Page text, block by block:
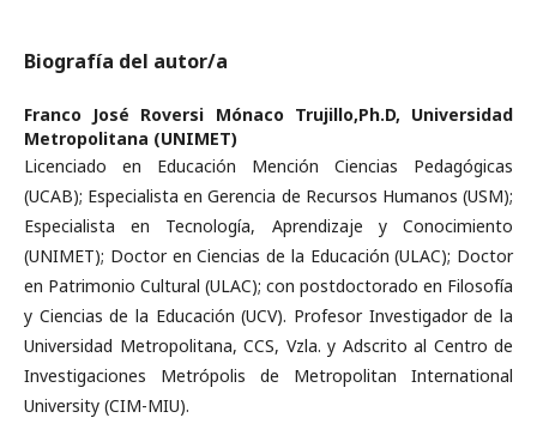
Biografía del autor/a
Franco José Roversi Mónaco Trujillo,Ph.D, Universidad
Metropolitana (UNIMET)
Licenciado en Educación Mención Ciencias Pedagógicas
(UCAB); Especialista en Gerencia de Recursos Humanos (USM);
Especialista en Tecnología, Aprendizaje y Conocimiento
(UNIMET); Doctor en Ciencias de la Educación (ULAC); Doctor
en Patrimonio Cultural (ULAC); con postdoctorado en Filosofía
y Ciencias de la Educación (UCV). Profesor Investigador de la
Universidad Metropolitana, CCS, Vzla. y Adscrito al Centro de
Investigaciones Metrópolis de Metropolitan International
University (CIM-MIU).